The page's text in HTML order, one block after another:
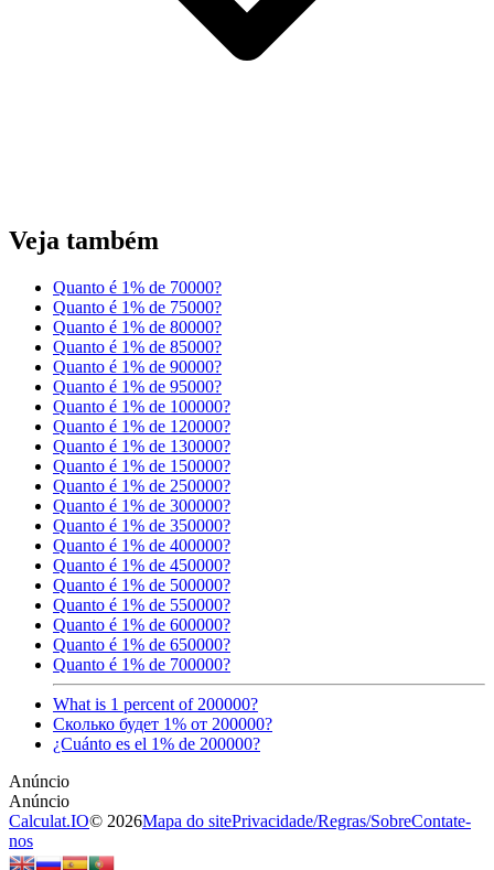
Veja também
Quanto é 1% de 70000?
Quanto é 1% de 75000?
Quanto é 1% de 80000?
Quanto é 1% de 85000?
Quanto é 1% de 90000?
Quanto é 1% de 95000?
Quanto é 1% de 100000?
Quanto é 1% de 120000?
Quanto é 1% de 130000?
Quanto é 1% de 150000?
Quanto é 1% de 250000?
Quanto é 1% de 300000?
Quanto é 1% de 350000?
Quanto é 1% de 400000?
Quanto é 1% de 450000?
Quanto é 1% de 500000?
Quanto é 1% de 550000?
Quanto é 1% de 600000?
Quanto é 1% de 650000?
Quanto é 1% de 700000?
What is 1 percent of 200000?
Сколько будет 1% от 200000?
¿Cuánto es el 1% de 200000?
Calculat.IO© 2026Mapa do sitePrivacidade/Regras/SobreContate-
nos